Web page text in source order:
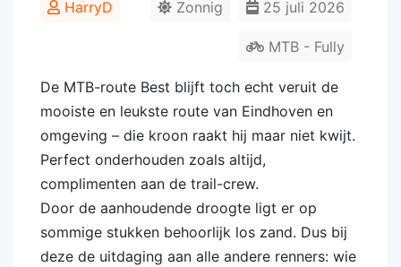
HarryD 25 juli 2026
Zonnig
MTB - Fully
De MTB-route Best blijft toch echt veruit de
mooiste en leukste route van Eindhoven en
omgeving – die kroon raakt hij maar niet kwijt.
Perfect onderhouden zoals altijd,
complimenten aan de trail-crew.
Door de aanhoudende droogte ligt er op
sommige stukken behoorlijk los zand. Dus bij
deze de uitdaging aan alle andere renners: wie